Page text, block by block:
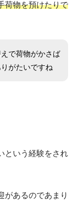
荷物を預けたりで
で荷物がかさば
がたいですね
という経験をされ
があるのであまり